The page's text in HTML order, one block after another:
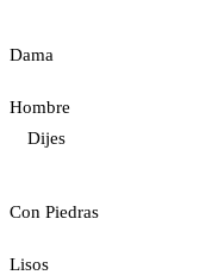
Dama
Hombre
Dijes
Con Piedras
Lisos